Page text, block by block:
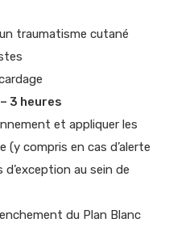
traumatisme cutané
3 heures
et appliquer les
compris en cas d’alerte
au sein de
du Plan Blanc